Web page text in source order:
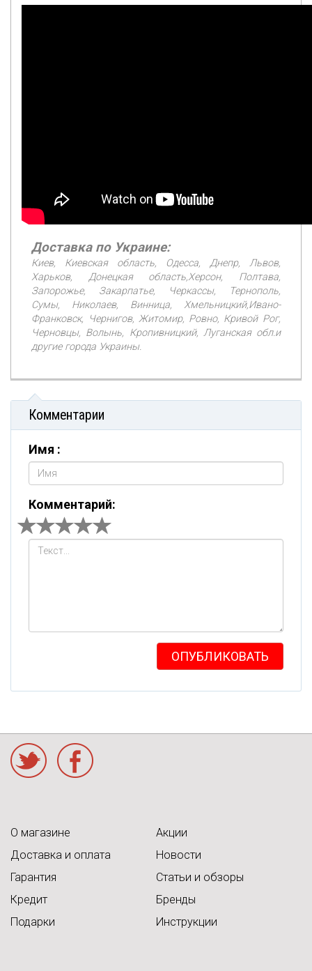
Доставка по Украине:
Киев, Киевская область, Одесса, Днепр, Львов,
Харьков, Донецкая область,Херсон, Полтава,
Запорожье, Закарпатье, Черкассы, Тернополь,
Сумы, Николаев, Винница, Хмельницкий,Ивано-
Франковск, Чернигов, Житомир, Ровно, Кривой Рог,
Черновцы, Волынь, Кропивницкий, Луганская обл.и
другие города Украины.
Комментарии
Имя :
Комментарий:
ОПУБЛИКОВАТЬ
О магазине
Доставка и оплата
Гарантия
Кредит
Подарки
Акции
Новости
Статьи и обзоры
Бренды
Инструкции